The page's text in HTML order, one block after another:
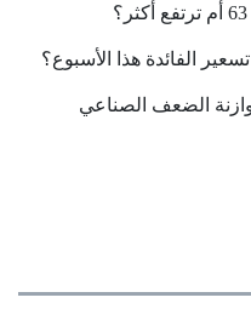
الفائدة هذا الأسبوع؟
الضعف الصناعي